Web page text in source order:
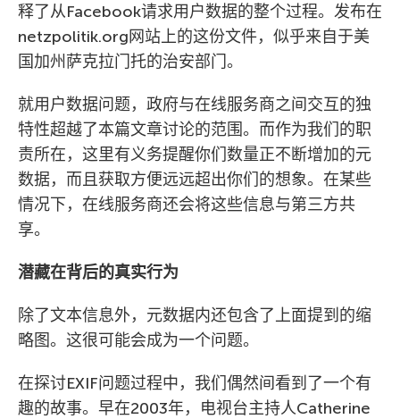
释了从Facebook请求用户数据的整个过程。发布在
netzpolitik.org网站上的这份文件，似乎来自于美
国加州萨克拉门托的治安部门。
就用户数据问题，政府与在线服务商之间交互的独
特性超越了本篇文章讨论的范围。而作为我们的职
责所在，这里有义务提醒你们数量正不断增加的元
数据，而且获取方便远远超出你们的想象。在某些
情况下，在线服务商还会将这些信息与第三方共
享。
潜藏在背后的真实行为
除了文本信息外，元数据内还包含了上面提到的缩
略图。这很可能会成为一个问题。
在探讨EXIF问题过程中，我们偶然间看到了一个有
趣的故事。早在2003年，电视台主持人Catherine